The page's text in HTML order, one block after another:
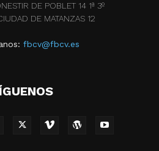
DE POBLET 14 1ª 3º
DE MATANZAS 12
fbcv@fbcv.es